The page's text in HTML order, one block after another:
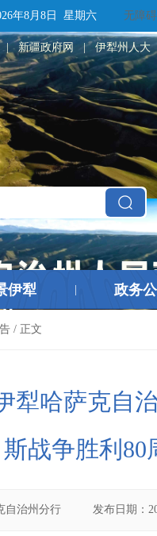
年8月8日 星期六 无障碍
| 新疆政府网 | 伊犁州人大
伊犁 政务
/ 正文
犁哈萨克自
斯战争胜利80
自治州分行 发布日期：